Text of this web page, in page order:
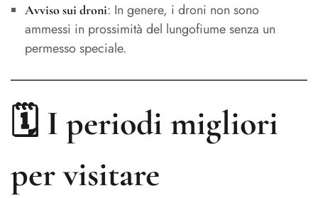
Avviso sui droni: In genere, i droni non sono
ammessi in prossimità del lungofiume senza un
permesso speciale.
🗓️ I periodi migliori
per visitare